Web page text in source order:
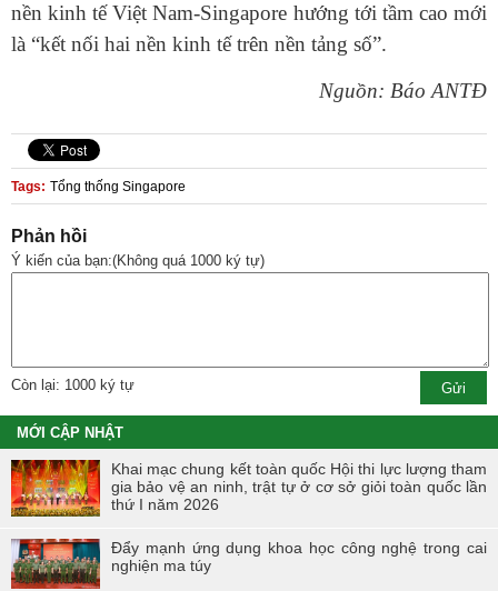
nền kinh tế Việt Nam-Singapore hướng tới tầm cao mới
là “kết nối hai nền kinh tế trên nền tảng số”.
Nguồn: Báo ANTĐ
Tags: Tổng thống Singapore
Phản hồi
Ý kiến của bạn:(Không quá 1000 ký tự)
Còn lại: 1000 ký tự
MỚI CẬP NHẬT
Khai mạc chung kết toàn quốc Hội thi lực lượng tham
gia bảo vệ an ninh, trật tự ở cơ sở giỏi toàn quốc lần
thứ I năm 2026
Đẩy mạnh ứng dụng khoa học công nghệ trong cai
nghiện ma túy